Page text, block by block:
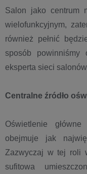
Salon jako centrum
wielofunkcyjnym,
również pełnić
sposób powinniśmy
eksperta sieci
Centralne źródło
Oświetlenie
obejmuje jak
Zazwyczaj w tej roli
sufitowa